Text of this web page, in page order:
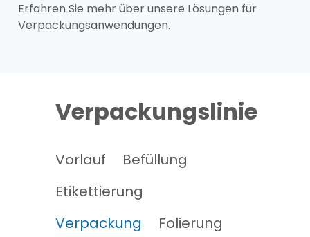
Erfahren Sie mehr über unsere Lösungen für
Verpackungsanwendungen.
Verpackungslinie
Vorlauf
Befüllung
Etikettierung
Verpackung
Folierung